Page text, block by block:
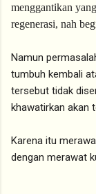
menggantikan
regenerasi, nah
Namun
tumbuh kembali
tersebut tidak
khawatirkan akan
Karena itu
dengan merawat